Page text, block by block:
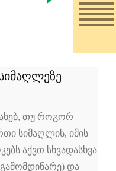
თუ როგორ
სიმაღლის, იმის
აქვთ სხვადასხვა
და